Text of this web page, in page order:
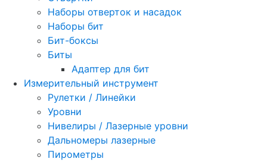
Наборы отверток и насадок
Наборы бит
Бит-боксы
Биты
Адаптер для бит
Измерительный инструмент
Рулетки / Линейки
Уровни
Нивелиры / Лазерные уровни
Дальномеры лазерные
Пирометры